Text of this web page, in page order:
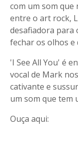
com um som que
entre o art rock,
desafiadora para
fechar os olhos e
'I See All You' é
vocal de Mark
cativante e
um som que tem
Ouça aqui: